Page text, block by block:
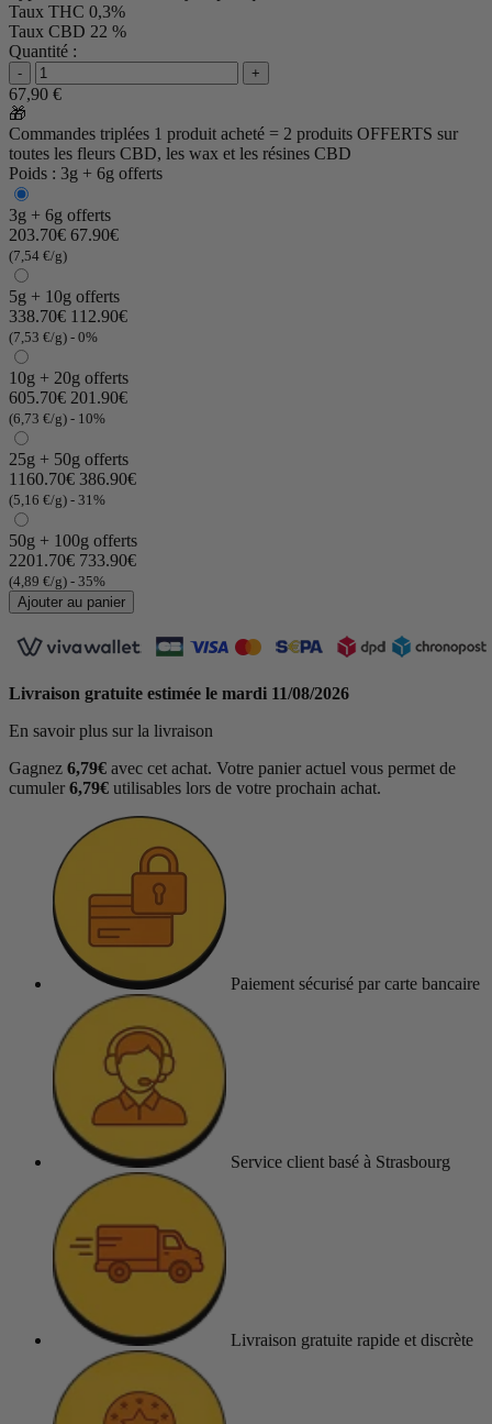
Taux THC 0,3%
Taux CBD 22 %
Quantité :
- +
67,90 €
🎁
Commandes triplées 1 produit acheté = 2 produits OFFERTS sur
toutes les fleurs CBD, les wax et les résines CBD
Poids : 3g + 6g offerts
3g + 6g offerts
203.70€ 67.90€
(7,54 €/g)
5g + 10g offerts
338.70€ 112.90€
(7,53 €/g) - 0%
10g + 20g offerts
605.70€ 201.90€
(6,73 €/g) - 10%
25g + 50g offerts
1160.70€ 386.90€
(5,16 €/g) - 31%
50g + 100g offerts
2201.70€ 733.90€
(4,89 €/g) - 35%
Ajouter au panier
Livraison gratuite estimée le mardi 11/08/2026
En savoir plus sur la livraison
Gagnez 6,79€ avec cet achat. Votre panier actuel vous permet de
cumuler 6,79€ utilisables lors de votre prochain achat.
Paiement sécurisé par carte bancaire
Service client basé à Strasbourg
Livraison gratuite rapide et discrète